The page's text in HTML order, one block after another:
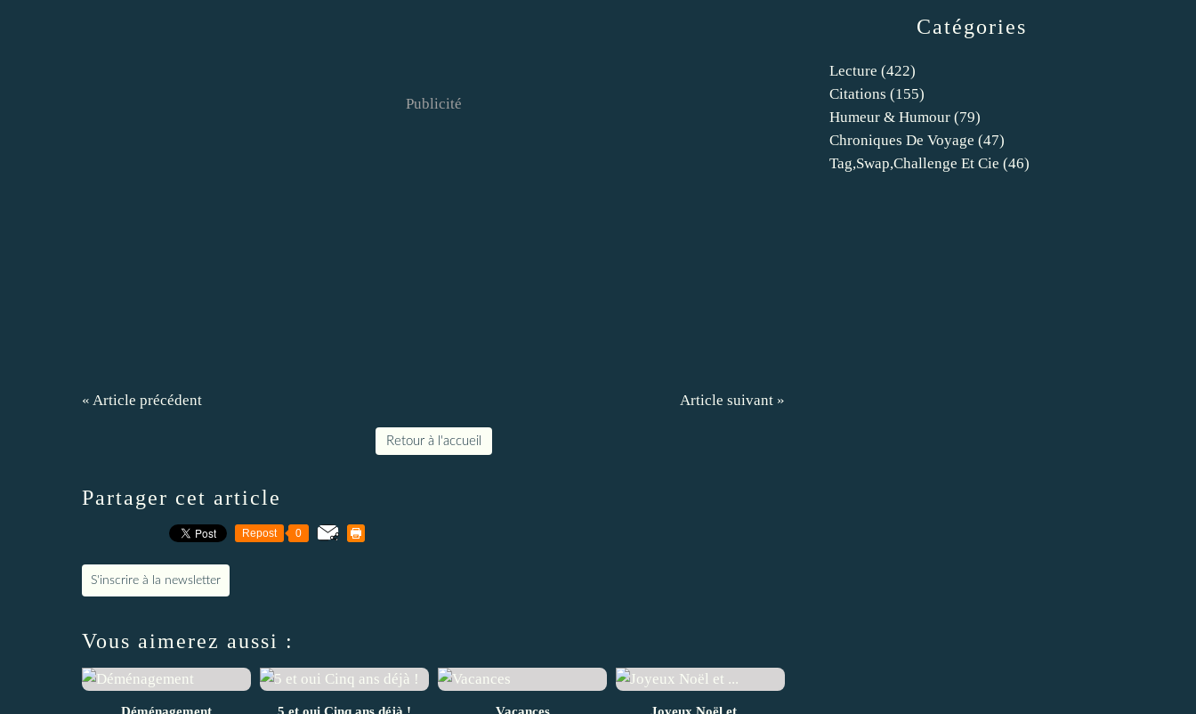
Publicité
« Article précédent Article suivant »
Retour à l'accueil
Partager cet article
Repost 0
S'inscrire à la newsletter
Vous aimerez aussi :
Déménagement 5 et oui Cinq ans déjà ! Vacances Joyeux Noël et ...
Catégories
Lecture (422)
Citations (155)
Humeur & Humour (79)
Chroniques De Voyage (47)
Tag,swap,challenge Et Cie (46)